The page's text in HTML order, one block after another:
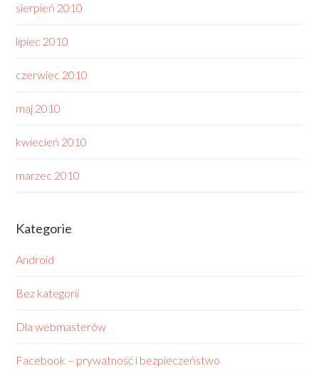
sierpień 2010
lipiec 2010
czerwiec 2010
maj 2010
kwiecień 2010
marzec 2010
Kategorie
Android
Bez kategorii
Dla webmasterów
Facebook – prywatność i bezpieczeństwo